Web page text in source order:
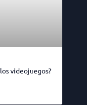
videojuegos?